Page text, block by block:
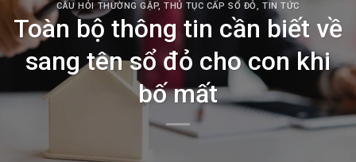
CÂU HỎI THƯỜNG GẶP,THỦ TỤC CẤP SỔ ĐỎ, TIN TỨC
Toàn bộ thông tin cần biết về
sang tên sổ đỏ cho con khi
bố mất